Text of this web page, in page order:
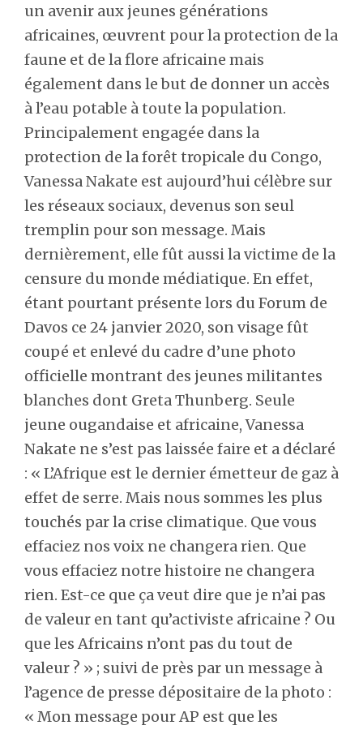
un avenir aux jeunes générations
africaines, œuvrent pour la protection de la
faune et de la flore africaine mais
également dans le but de donner un accès
à l’eau potable à toute la population.
Principalement engagée dans la
protection de la forêt tropicale du Congo,
Vanessa Nakate est aujourd’hui célèbre sur
les réseaux sociaux, devenus son seul
tremplin pour son message. Mais
dernièrement, elle fût aussi la victime de la
censure du monde médiatique. En effet,
étant pourtant présente lors du Forum de
Davos ce 24 janvier 2020, son visage fût
coupé et enlevé du cadre d’une photo
officielle montrant des jeunes militantes
blanches dont Greta Thunberg. Seule
jeune ougandaise et africaine, Vanessa
Nakate ne s’est pas laissée faire et a déclaré
: « L’Afrique est le dernier émetteur de gaz à
effet de serre. Mais nous sommes les plus
touchés par la crise climatique. Que vous
effaciez nos voix ne changera rien. Que
vous effaciez notre histoire ne changera
rien. Est-ce que ça veut dire que je n’ai pas
de valeur en tant qu’activiste africaine ? Ou
que les Africains n’ont pas du tout de
valeur ? » ; suivi de près par un message à
l’agence de presse dépositaire de la photo :
« Mon message pour AP est que les